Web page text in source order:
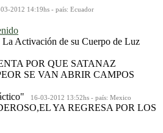
2012 14:19hs - país: Ecuador
Activación de su Cuerpo de Luz
POR QUE SATANAZ
SE VAN ABRIR CAMPOS
16-03-2012 13:52hs - país: Mexico
YA REGRESA POR LOS